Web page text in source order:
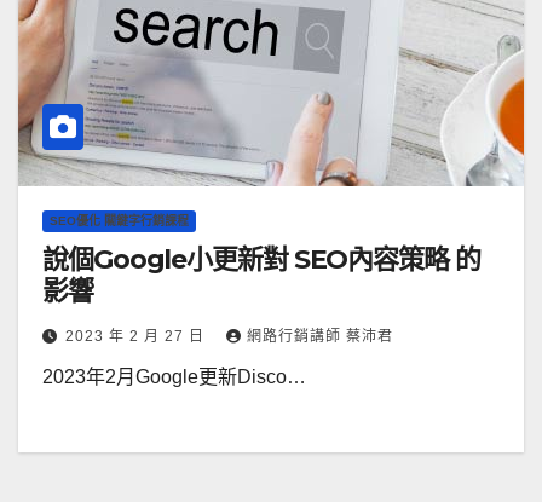
SEO優化 關鍵字行銷課程
說個Google小更新對 SEO內容策略 的
影響
2023 年 2 月 27 日 網路行銷講師 蔡沛君
2023年2月Google更新Disco…